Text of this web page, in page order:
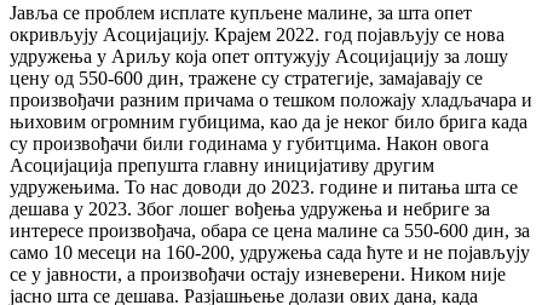
Јавља се проблем исплате купљене малине, за шта опет
окривљују Асоцијацију. Крајем 2022. год појављују се нова
удружења у Ариљу која опет оптужују Асоцијацију за лошу
цену од 550-600 дин, тражене су стратегије, замајавају се
произвођачи разним причама о тешком положају хладљачара и
њиховим огромним губицима, као да је неког било брига када
су произвођачи били годинама у губитцима. Након овога
Асоцијација препушта главну иницијативу другим
удружењима. То нас доводи до 2023. године и питања шта се
дешава у 2023. Због лошег вођења удружења и небриге за
интересе произвођача, обара се цена малине са 550-600 дин, за
само 10 месеци на 160-200, удружења сада ћуте и не појављују
се у јавности, а произвођачи остају изневерени. Ником није
јасно шта се дешава. Разјашњење долази ових дана, када